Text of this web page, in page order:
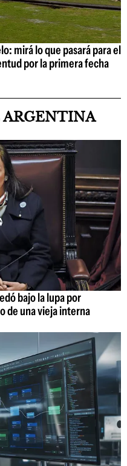
mirá lo que pasará para el
por la primera fecha
bajo la lupa por
de una vieja interna